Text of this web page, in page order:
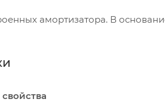
амортизатора. В